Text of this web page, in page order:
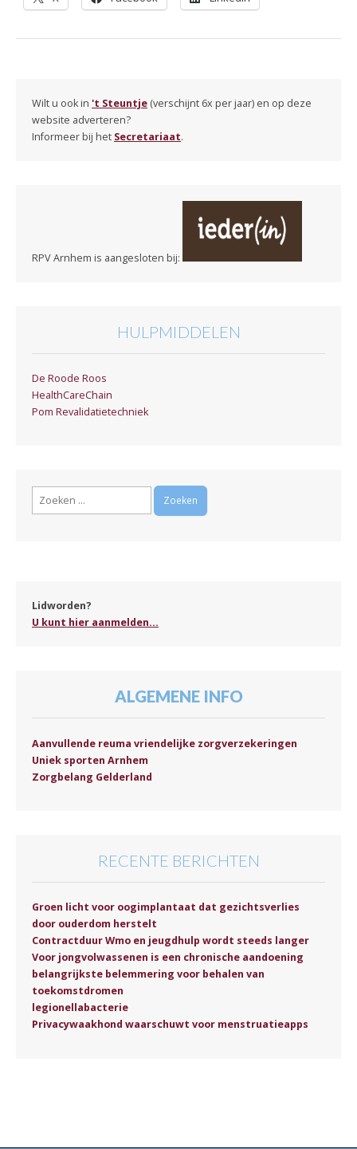
Wilt u ook in 't Steuntje (verschijnt 6x per jaar) en op deze
website adverteren?
Informeer bij het Secretariaat.
RPV Arnhem is aangesloten bij:
HULPMIDDELEN
De Roode Roos
HealthCareChain
Pom Revalidatietechniek
Zoeken
Lidworden?
U kunt hier aanmelden...
ALGEMENE INFO
Aanvullende reuma vriendelijke zorgverzekeringen
Uniek sporten Arnhem
Zorgbelang Gelderland
RECENTE BERICHTEN
Groen licht voor oogimplantaat dat gezichtsverlies
door ouderdom herstelt
Contractduur Wmo en jeugdhulp wordt steeds langer
Voor jongvolwassenen is een chronische aandoening
belangrijkste belemmering voor behalen van
toekomstdromen
legionellabacterie
Privacywaakhond waarschuwt voor menstruatieapps